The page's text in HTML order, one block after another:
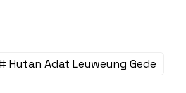
# Hutan Adat Leuweung Gede